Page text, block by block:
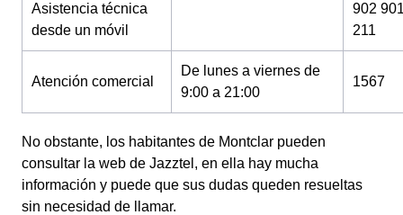
Asistencia técnica
desde un móvil
902
211
Atención comercial
De lunes a viernes de
9:00 a 21:00
1567
No obstante, los habitantes de Montclar pueden
consultar la web de Jazztel, en ella hay mucha
información y puede que sus dudas queden resueltas
sin necesidad de llamar.